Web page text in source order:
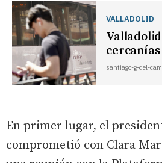
VALLADOLID
cercanías
santiago-g-del-
En primer lugar, el
comprometió con Clara